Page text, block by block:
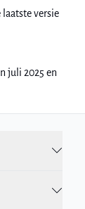
versie
juli 2025 en